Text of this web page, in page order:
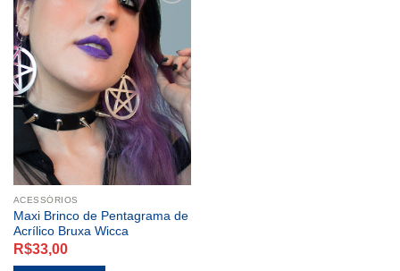
ADICIONAR
A LISTA DE
DESEJOS
ACESSÓRIOS
Maxi Brinco de Pentagrama de
Acrílico Bruxa Wicca
R$33,00